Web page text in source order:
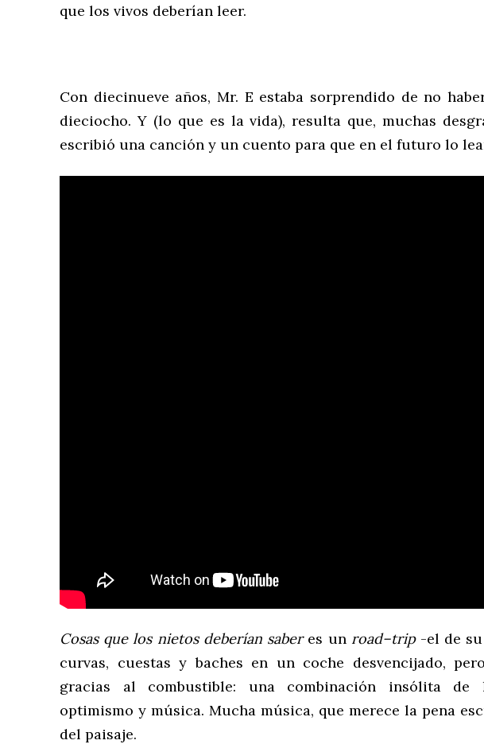
que los vivos deberían leer.
Con diecinueve años, Mr. E estaba sorprendido de no
dieciocho. Y (lo que es la vida), resulta que, muchas
escribió una canción y un cuento para que en el futuro lo
Cosas quelos nietos deberían saberes un road–trip -el de
curvas, cuestas y baches en un coche desvencijado,
gracias al combustible: una combinación insólita de
optimismo y música. Mucha música, que merece la pena
del paisaje.